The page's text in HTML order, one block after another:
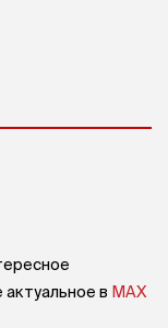
актуальное в MAX